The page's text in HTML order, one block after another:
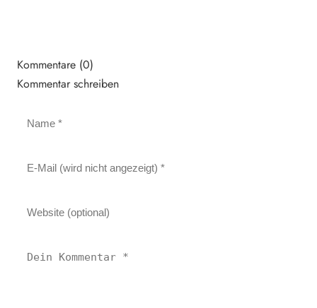
Kommentare (0)
Kommentar schreiben